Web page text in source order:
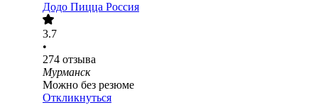
Додо Пицца Россия
3.7
•
274 отзыва
Мурманск
Можно без резюме
Откликнуться